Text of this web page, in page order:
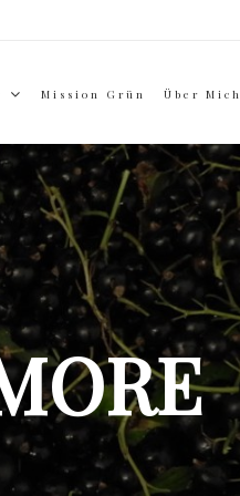
Mission Grün Über Mich